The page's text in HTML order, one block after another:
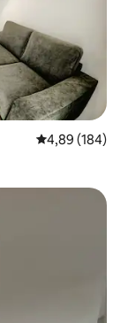
Évaluation
4,89 (184)